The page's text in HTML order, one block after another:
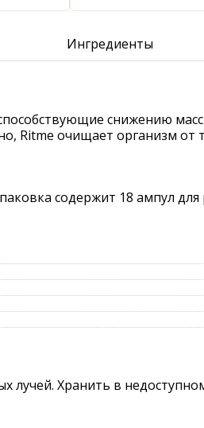
Ингредиенты
снижению
Ritme очищает организм от
содержит 18 ампул
лучей. Хранить в